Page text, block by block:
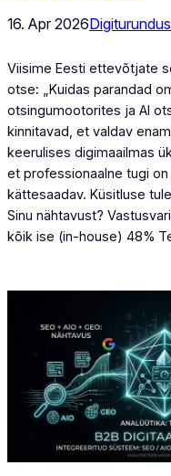
16. Apr 2026Digiturundus
Viisime Eesti ettevõtjate
otse: „Kuidas parandad
otsingumootorites ja AI
kinnitavad, et valdav
keerulises digimaailmas
et professionaalne tugi
kättesaadav. Küsitluse
Sinu nähtavust?
kõik ise (in-house) 48%